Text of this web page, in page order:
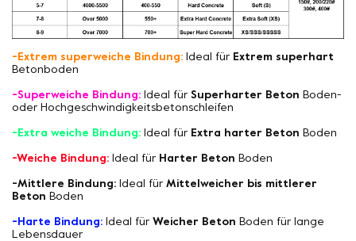
-Extrem superweiche Bindung: Ideal für Extrem superhart
Betonboden
-Superweiche Bindung: Ideal für Superharter Beton Boden-
oder Hochgeschwindigkeitsbetonschleifen
-Extra weiche Bindung: Ideal für Extra harter Beton Boden
-Weiche Bindung: Ideal für Harter Beton Boden
-Mittlere Bindung: Ideal für Mittelweicher bis mittlerer
Beton Boden
-Harte Bindung: Ideal für Weicher Beton Boden für lange
Lebensdauer